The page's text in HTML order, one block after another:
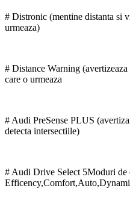
# Distronic (mentine distanta si
urmeaza)
# Distance Warning
care o urmeaza
# Audi PreSense PLUS
detecta intersectiile)
# Audi Drive Select 5Moduri de